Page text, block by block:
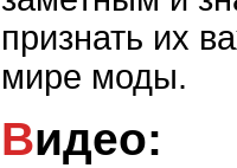
признать их
мире моды.
Видео: